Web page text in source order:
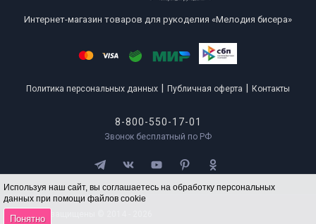
Используя наш сайт, вы соглашаетесь на обработку персональных
данных при помощи файлов cookie
Понятно
Интернет-магазин товаров для рукоделия «Мелодия бисера»
Политика персональных данных Публичная оферта Контакты
8-800-550-17-01
Звонок бесплатный по РФ
Все права защищены © 2014 - 2026